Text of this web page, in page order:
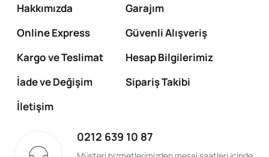
Hakkımızda
Garajım
Online Express
Güvenli Alışveriş
Kargo ve Teslimat
Hesap Bilgilerimiz
İade ve Değişim
Sipariş Takibi
İletişim
0212 639 10 87